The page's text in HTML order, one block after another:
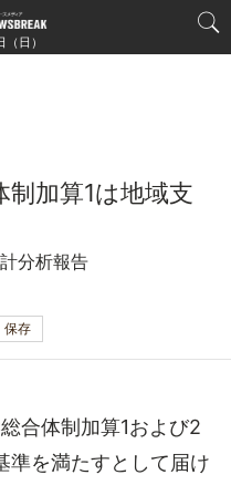
日）
加算1は地域支
分析報告
保存
合体制加算1および2
準を満たすとして届け